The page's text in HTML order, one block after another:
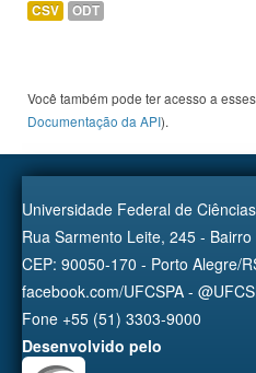
CSV ODT
Você também pode ter acesso a
Documentação da API).
Universidade Federal de
Rua Sarmento Leite, 245 -
CEP: 90050-170 - Porto Alegre/
facebook.com/UFCSPA -
Fone +55 (51) 3303-9000
Desenvolvido pelo